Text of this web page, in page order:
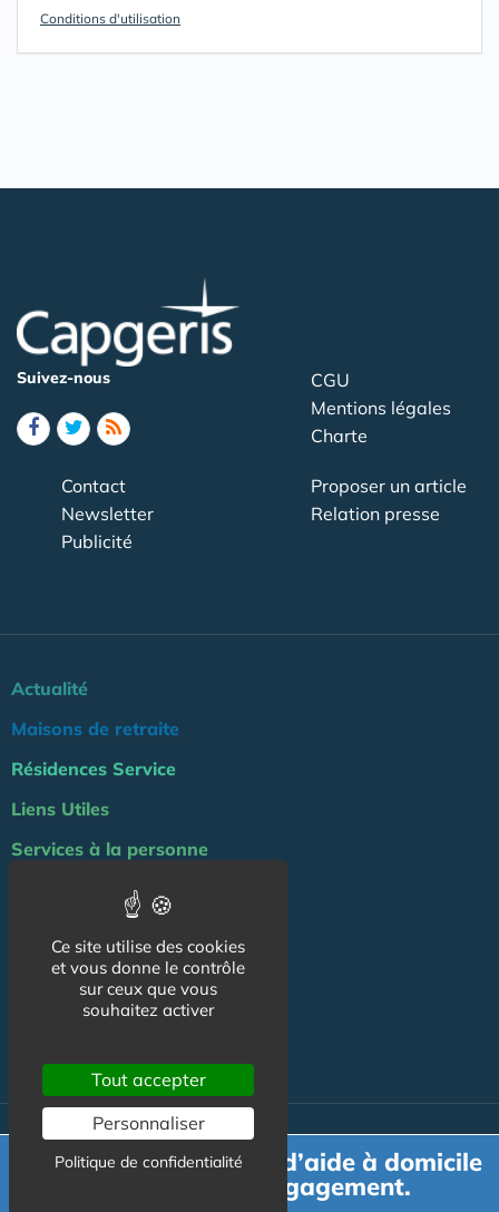
Conditions d'utilisation
Suivez-nous
CGU
Mentions légales
Charte
Contact
Newsletter
Publicité
Proposer un article
Relation presse
Actualité
Maisons de retraite
Résidences Service
Liens Utiles
Services à la personne
Logement Senior
Emploi & formation
Professionnels
© Australis 2026 - Tous droits réservés. // Gestion des cookies
Demande de devis d’aide à domicile
gratuit et sans engagement.
Ce site utilise des cookies
et vous donne le contrôle
sur ceux que vous
souhaitez activer
Tout accepter
Personnaliser
Politique de confidentialité